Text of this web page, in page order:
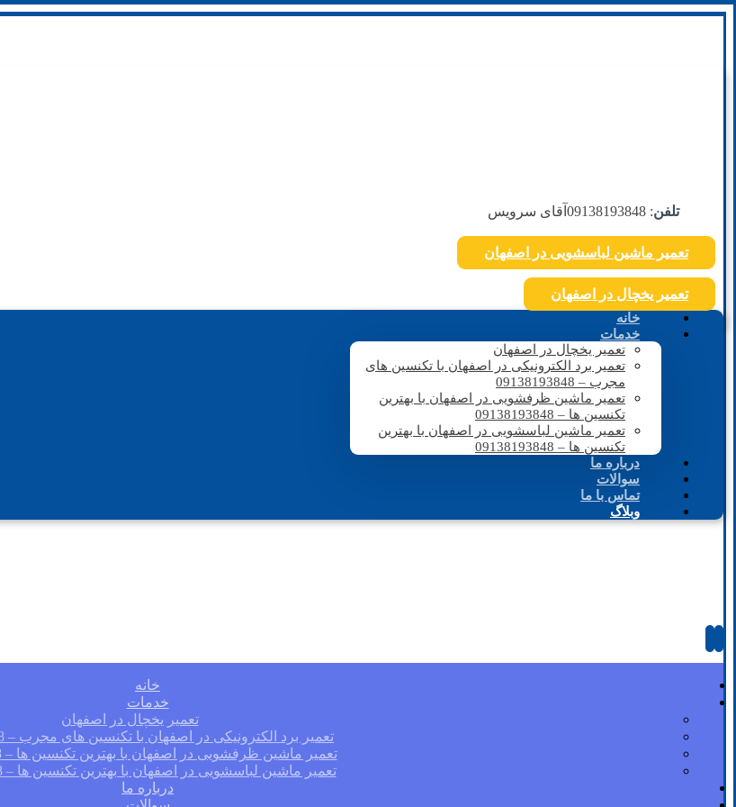
تلفن: 09138193848 آقای سرویس
تعمیر ماشین لباسشویی در اصفهان
تعمیر یخچال در اصفهان
خانه
خدمات
تعمیر یخچال در اصفهان
تعمیر برد الکترونیکی در اصفهان با تکنسین های
مجرب – 09138193848
تعمیر ماشین ظرفشویی در اصفهان با بهترین
تکنسین ها – 09138193848
تعمیر ماشین لباسشویی در اصفهان با بهترین
تکنسین ها – 09138193848
درباره ما
سوالات
تماس با ما
وبلاگ
خانه
خدمات
تعمیر یخچال در اصفهان
تعمیر برد الکترونیکی در اصفهان با تکنسین های مجرب – 09138193848
تعمیر ماشین ظرفشویی در اصفهان با بهترین تکنسین ها – 09138193848
تعمیر ماشین لباسشویی در اصفهان با بهترین تکنسین ها – 09138193848
درباره ما